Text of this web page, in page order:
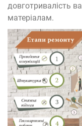
довготривалість
матеріалам.